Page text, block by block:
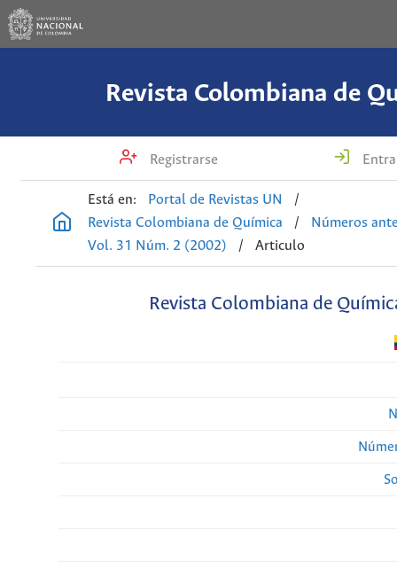
Revista Colombiana de
Registrarse
Está en: Portal de Revistas UN
/
Revista Colombiana de Química
/
Números
Vol. 31 Núm. 2 (2002)
/ Articulo
Revista Colombiana de